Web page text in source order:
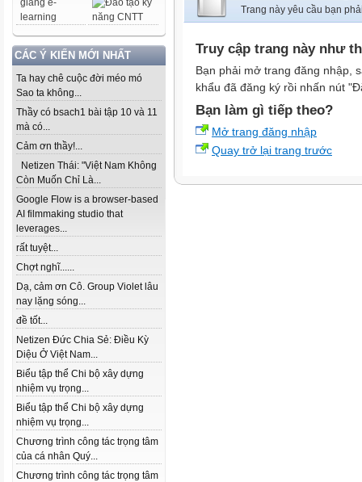
CÁC Ý KIẾN MỚI NHẤT
Ta hay chê cuộc đời méo mó
Sao ta không...
Thầy có bsach1 bài tập 10 và 11
mà có...
Cảm ơn thầy!...
Netizen Thái: "Việt Nam Không
Còn Muốn Chỉ Là...
Google Flow is a browser-based
AI filmmaking studio that
leverages...
rất tuyệt...
Chợt nghĩ......
Dạ, cảm ơn Cô. Group Violet lâu
nay lặng sóng...
đề tốt...
Netizen Đức Chia Sẻ: Điều Kỳ
Diệu Ở Việt Nam...
Biểu tập thể Chi bộ xây dựng
nhiệm vụ trọng...
Biểu tập thể Chi bộ xây dựng
nhiệm vụ trọng...
Chương trình công tác trọng tâm
của cá nhân Quý...
Chương trình công tác trọng tâm
Trang này yêu cầu bạn
Truy cập trang này như
Bạn phải mở trang đăng nhập,
khẩu đã đăng ký rồi nhấn nút
Bạn làm gì tiếp theo?
Mở trang đăng nhập
Quay trở lại trang trước